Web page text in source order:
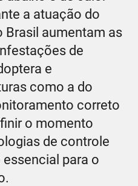
a atuação do
Brasil aumentam as
de
e
como a do
correto
o momento
de controle
para o